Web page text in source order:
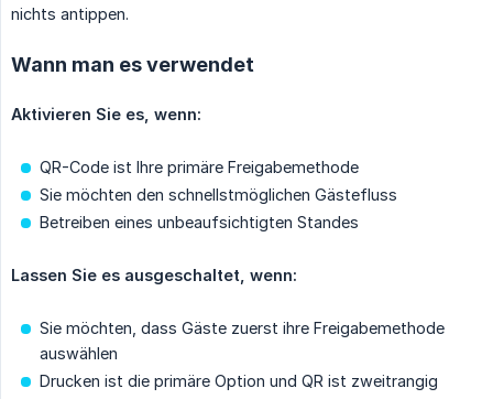
nichts antippen.
Wann man es verwendet
Aktivieren Sie es, wenn:
QR-Code ist Ihre primäre Freigabemethode
Sie möchten den schnellstmöglichen Gästefluss
Betreiben eines unbeaufsichtigten Standes
Lassen Sie es ausgeschaltet, wenn:
Sie möchten, dass Gäste zuerst ihre Freigabemethode
auswählen
Drucken ist die primäre Option und QR ist zweitrangig